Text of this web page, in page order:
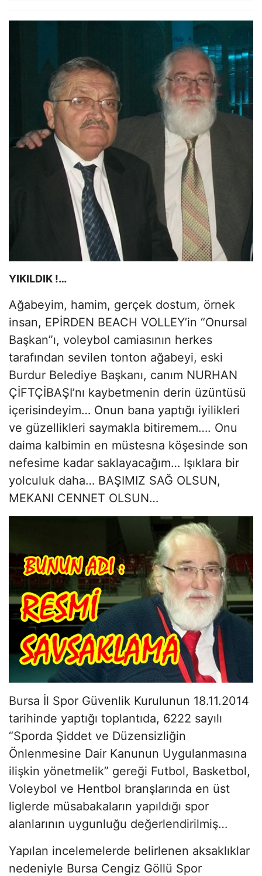
YIKILDIK !…
Ağabeyim, hamim, gerçek dostum, örnek
insan, EPİRDEN BEACH VOLLEY’in “Onursal
Başkan”ı, voleybol camiasının herkes
tarafından sevilen tonton ağabeyi, eski
Burdur Belediye Başkanı, canım NURHAN
ÇİFTÇİBAŞI’nı kaybetmenin derin üzüntüsü
içerisindeyim… Onun bana yaptığı iyilikleri
ve güzellikleri saymakla bitiremem…. Onu
daima kalbimin en müstesna köşesinde son
nefesime kadar saklayacağım… Işıklara bir
yolculuk daha… BAŞIMIZ SAĞ OLSUN,
MEKANI CENNET OLSUN…
Bursa İl Spor Güvenlik Kurulunun 18.11.2014
tarihinde yaptığı toplantıda, 6222 sayılı
“Sporda Şiddet ve Düzensizliğin
Önlenmesine Dair Kanunun Uygulanmasına
ilişkin yönetmelik” gereği Futbol, Basketbol,
Voleybol ve Hentbol branşlarında en üst
liglerde müsabakaların yapıldığı spor
alanlarının uygunluğu değerlendirilmiş…
Yapılan incelemelerde belirlenen aksaklıklar
nedeniyle Bursa Cengiz Göllü Spor